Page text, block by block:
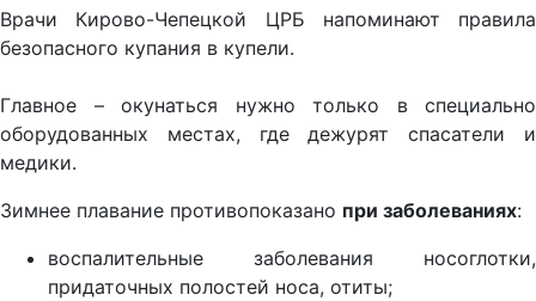
Врачи Кирово-Чепецкой ЦРБ напоминают правила
безопасного купания в купели.
Главное – окунаться нужно только в специально
оборудованных местах, где дежурят спасатели и
медики.
Зимнее плавание противопоказано при заболеваниях:
воспалительные заболевания носоглотки,
придаточных полостей носа, отиты;